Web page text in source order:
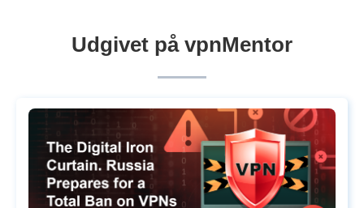
Udgivet på vpnMentor